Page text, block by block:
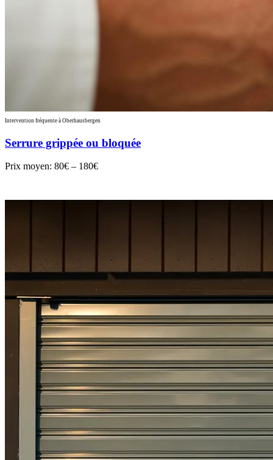
Intervention fréquente à Oberhausbergen
Serrure grippée ou bloquée
Prix moyen: 80€ – 180€